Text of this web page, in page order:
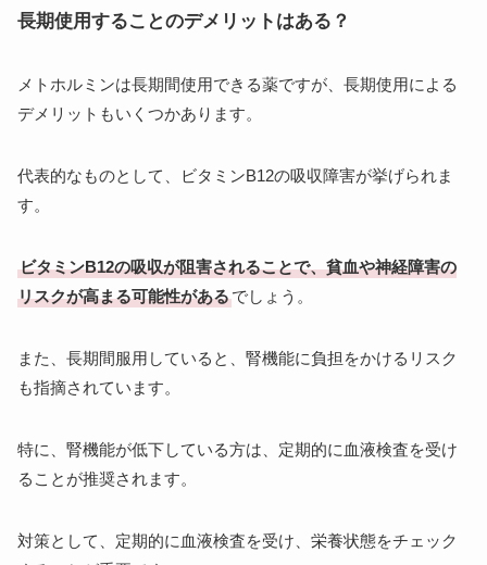
長期使用することのデメリットはある？
メトホルミンは長期間使用できる薬ですが、長期使用による
デメリットもいくつかあります。
代表的なものとして、ビタミンB12の吸収障害が挙げられま
す。
ビタミンB12の吸収が阻害されることで、貧血や神経障害の
リスクが高まる可能性があるでしょう。
また、長期間服用していると、腎機能に負担をかけるリスク
も指摘されています。
特に、腎機能が低下している方は、定期的に血液検査を受け
ることが推奨されます。
対策として、定期的に血液検査を受け、栄養状態をチェック